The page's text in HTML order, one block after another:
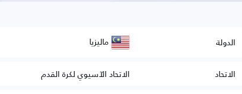
الدولة ماليزيا
الاتحاد
الاتحاد الآسيوي لكرة القدم